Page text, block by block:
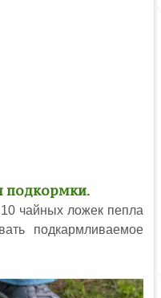
подкормки.
чайных ложек пепла
подкармливаемое